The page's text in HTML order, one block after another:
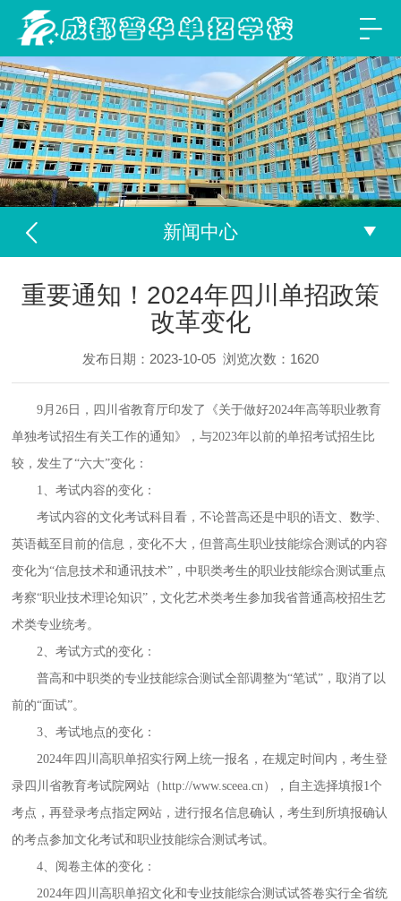
新闻中心
重要通知！2024年四川单招政策
改革变化
发布日期：2023-10-05 浏览次数： 1620
9月26日，四川省教育厅印发了《关于做好2024年高等职业教育
单独考试招生有关工作的通知》，与2023年以前的单招考试招生比
较，发生了“六大”变化：
1、考试内容的变化 ：
考试内容的文化考试科目看，不论普高还是中职的语文、数学、
英语截至目前的信息，变化不大，但普高生职业技能综合测试的内容
变化为“信息技术和通讯技术”，中职类考生的职业技能综合测试重点
考察“职业技术理论知识”，文化艺术类考生参加我省普通高校招生艺
术类专业统考。
2、考试方式的变化 ：
普高和中职类的专业技能综合测试全部调整为“笔试”，取消了以
前的“面试”。
3、考试地点的变化 ：
2024年四川高职单招实行网上统一报名，在规定时间内，考生登
录四川省教育考试院网站（http://www.sceea.cn），自主选择填报1个
考点，再登录考点指定网站，进行报名信息确认，考生到所填报确认
的考点参加文化考试和职业技能综合测试考试。
4、 阅卷主体的变化 ：
2024年四川高职单招文化和专业技能综合测试试答卷实行全省统